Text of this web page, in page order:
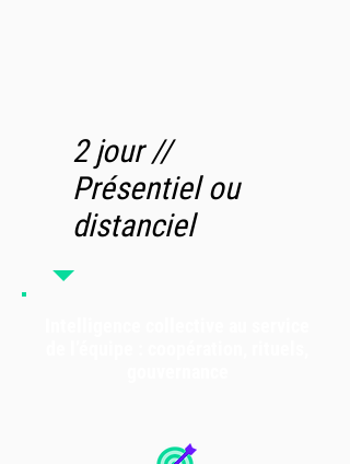
2 jour //
Présentiel ou
distanciel